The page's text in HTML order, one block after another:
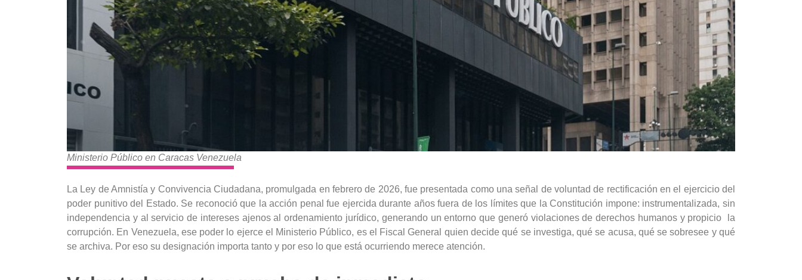
Ministerio Público en Caracas Venezuela
La Ley de Amnistía y Convivencia Ciudadana, promulgada en febrero de 2026, fue presentada como una señal de voluntad de rectificación en el ejercicio del
poder punitivo del Estado. Se reconoció que la acción penal fue ejercida durante años fuera de los límites que la Constitución impone: instrumentalizada, sin
independencia y al servicio de intereses ajenos al ordenamiento jurídico, generando un entorno que generó violaciones de derechos humanos y propicio la
corrupción. En Venezuela, ese poder lo ejerce el Ministerio Público, es el Fiscal General quien decide qué se investiga, qué se acusa, qué se sobresee y qué
se archiva. Por eso su designación importa tanto y por eso lo que está ocurriendo merece atención.